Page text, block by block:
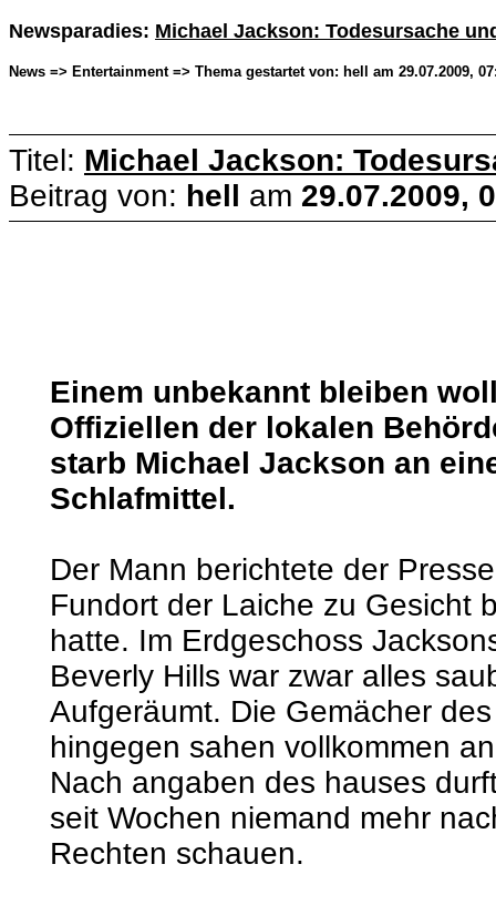
Newsparadies: Michael Jackson: Todesursache
News => Entertainment => Thema gestartet von: hell am 29.07.2009,
Titel: Michael Jackson:
Beitrag von: hell am 29.07.2009,
Einem unbekannt bleiben
Offiziellen der lokalen
starb Michael Jackson an
Schlafmittel.
Der Mann berichtete der
Fundort der Laiche zu Gesicht
hatte. Im Erdgeschoss
Beverly Hills war zwar alles
Aufgeräumt. Die Gemächer
hingegen sahen vollkommen
Nach angaben des hauses
seit Wochen niemand mehr
Rechten schauen.